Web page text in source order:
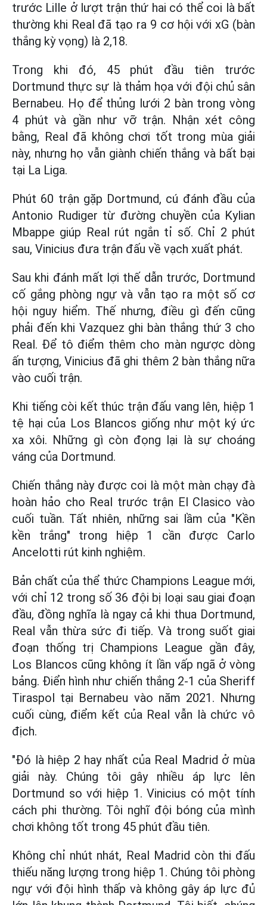
trước Lille ở lượt trận thứ hai có thể coi là bất
thường khi Real đã tạo ra 9 cơ hội với xG (bàn
thắng kỳ vọng) là 2,18.
Trong khi đó, 45 phút đầu tiên trước
Dortmund thực sự là thảm họa với đội chủ sân
Bernabeu. Họ để thủng lưới 2 bàn trong vòng
4 phút và gần như vỡ trận. Nhận xét công
bằng, Real đã không chơi tốt trong mùa giải
này, nhưng họ vẫn giành chiến thắng và bất bại
tại La Liga.
Phút 60 trận gặp Dortmund, cú đánh đầu của
Antonio Rudiger từ đường chuyền của Kylian
Mbappe giúp Real rút ngắn tỉ số. Chỉ 2 phút
sau, Vinicius đưa trận đấu về vạch xuất phát.
Sau khi đánh mất lợi thế dẫn trước, Dortmund
cố gắng phòng ngự và vẫn tạo ra một số cơ
hội nguy hiểm. Thế nhưng, điều gì đến cũng
phải đến khi Vazquez ghi bàn thắng thứ 3 cho
Real. Để tô điểm thêm cho màn ngược dòng
ấn tượng, Vinicius đã ghi thêm 2 bàn thắng nữa
vào cuối trận.
Khi tiếng còi kết thúc trận đấu vang lên, hiệp 1
tệ hại của Los Blancos giống như một ký ức
xa xôi. Những gì còn đọng lại là sự choáng
váng của Dortmund.
Chiến thắng này được coi là một màn chạy đà
hoàn hảo cho Real trước trận El Clasico vào
cuối tuần. Tất nhiên, những sai lầm của "Kền
kền trắng" trong hiệp 1 cần được Carlo
Ancelotti rút kinh nghiệm.
Bản chất của thể thức Champions League mới,
với chỉ 12 trong số 36 đội bị loại sau giai đoạn
đầu, đồng nghĩa là ngay cả khi thua Dortmund,
Real vẫn thừa sức đi tiếp. Và trong suốt giai
đoạn thống trị Champions League gần đây,
Los Blancos cũng không ít lần vấp ngã ở vòng
bảng. Điển hình như chiến thắng 2-1 của Sheriff
Tiraspol tại Bernabeu vào năm 2021. Nhưng
cuối cùng, điểm kết của Real vẫn là chức vô
địch.
"Đó là hiệp 2 hay nhất của Real Madrid ở mùa
giải này. Chúng tôi gây nhiều áp lực lên
Dortmund so với hiệp 1. Vinicius có một tính
cách phi thường. Tôi nghĩ đội bóng của mình
chơi không tốt trong 45 phút đầu tiên.
Không chỉ nhút nhát, Real Madrid còn thi đấu
thiếu năng lượng trong hiệp 1. Chúng tôi phòng
ngự với đội hình thấp và không gây áp lực đủ